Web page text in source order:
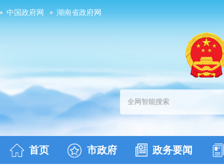
中国政府网 湖南省政府网
首页 市政府 政务要闻